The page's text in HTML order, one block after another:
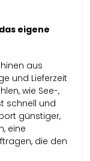
eigene
aus
und Lieferzeit
wie See-,
schnell und
günstiger,
eine
die den